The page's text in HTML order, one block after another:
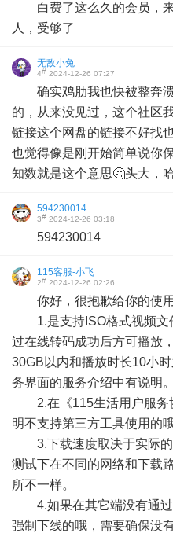
白费了这么久的会员，
人，受够了
无敌小兔
4# 2024-12-26 07:27
确实鸡肋我也快被整奔
的，从来没见过，这个社区
链接这个网盘的链接不好找
也觉得像是刚开始简单说你
知数就是这个意思🤔头大，
594230014
3# 2024-12-26 03:18
594230014
115客服-小飞
2# 2024-12-26 02:26
你好，很抱歉给你的使
1.是支持ISO格式视频
过在线转码成功后方可播放
30GB以内和播放时长10小
务界面的服务介绍中有说明。
2.在《115生活用户服
明不支持第三方工具使用的哦
3.下载速度取决于实际
测试下在不同的网络和下载
所不一样。
4.如果在其它端没有通
强制下线的哦，需要确保没